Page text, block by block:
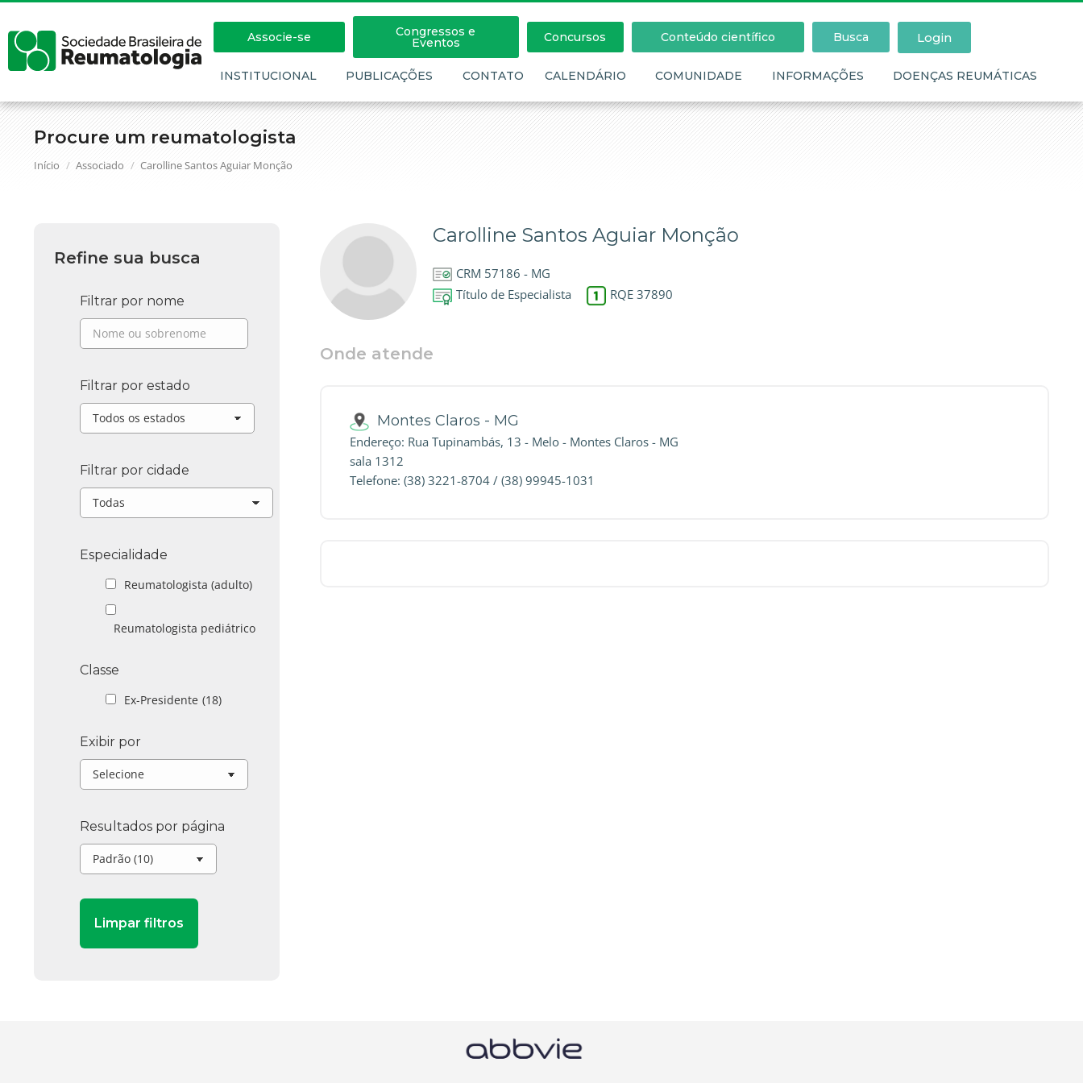
Procure um reumatologista
Você está aqui:
Início Associado Carolline Santos Aguiar Monção
Associe-se Congressos e
Eventos Concursos Conteúdo científico Busca Login
INSTITUCIONAL PUBLICAÇÕES CONTATO CALENDÁRIO COMUNIDADE INFORMAÇÕES DOENÇAS REUMÁTICAS
Carolline Santos Aguiar Monção
CRM 57186 - MG
Título de Especialista
RQE 37890
Onde atende
Montes Claros - MG
Endereço: Rua Tupinambás, 13 - Melo - Montes Claros - MG
sala 1312
Telefone: (38) 3221-8704 / (38) 99945-1031
Refine sua busca
Filtrar por nome
Filtrar por estado
Filtrar por cidade
Especialidade
Reumatologista (adulto)
Reumatologista pediátrico
Classe
Ex-Presidente (18)
Exibir por
Resultados por página